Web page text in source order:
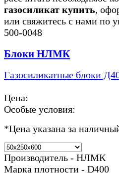
газосиликат купить,
или свяжитесь с нами по
500-0048
Блоки НЛМК
Газосиликатные блоки
Цена:
Особые условия:
*Цена указана за
Производитель - НЛМК
Марка плотности - D400